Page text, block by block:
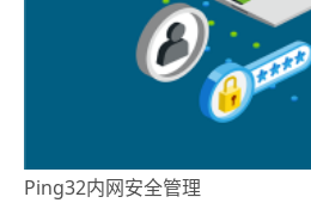
Ping32内网安全管理